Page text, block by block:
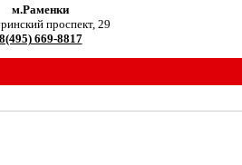
м.Раменки
проспект, 29
8(495) 669-8817